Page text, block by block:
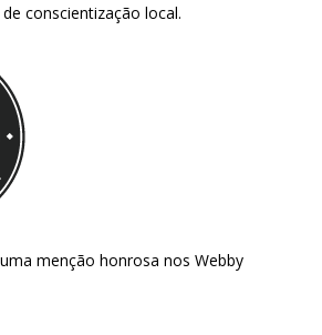
conscientização local.
menção honrosa nos Webby